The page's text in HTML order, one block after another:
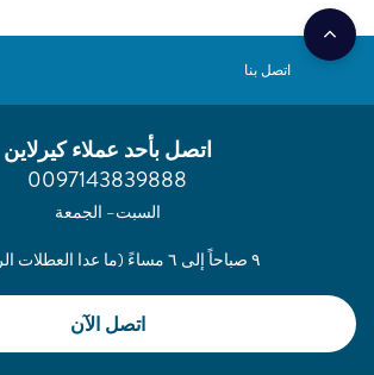
اتصل بنا
اتصل بأحد عملاء كيرلاين
0097143839888
السبت– الجمعة
اتصل الآن